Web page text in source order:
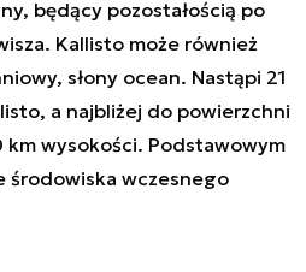
będący pozostałością po
Kallisto może również
słony ocean. Nastąpi 21
a najbliżej do powierzchni
km wysokości. Podstawowym
środowiska wczesnego